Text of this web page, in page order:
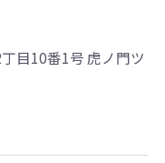
目10番1号 虎ノ門ツ